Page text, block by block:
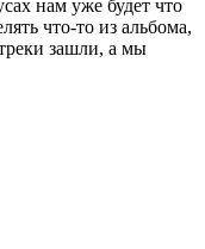
нам уже будет что
что-то из альбома,
зашли, а мы